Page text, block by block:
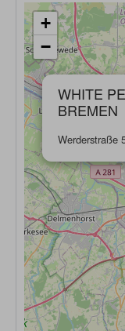
WHITE
BREMEN
Werderstraße
+
−